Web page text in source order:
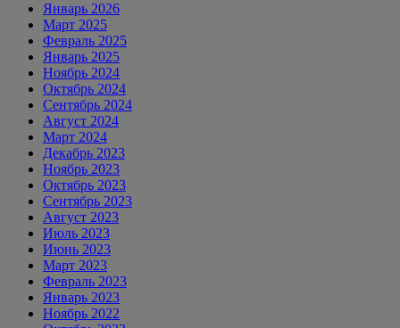
Январь 2026
Март 2025
Февраль 2025
Январь 2025
Ноябрь 2024
Октябрь 2024
Сентябрь 2024
Август 2024
Март 2024
Декабрь 2023
Ноябрь 2023
Октябрь 2023
Сентябрь 2023
Август 2023
Июль 2023
Июнь 2023
Март 2023
Февраль 2023
Январь 2023
Ноябрь 2022